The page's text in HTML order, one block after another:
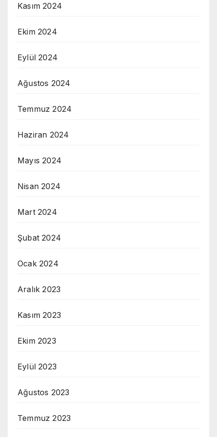
Kasım 2024
Ekim 2024
Eylül 2024
Ağustos 2024
Temmuz 2024
Haziran 2024
Mayıs 2024
Nisan 2024
Mart 2024
Şubat 2024
Ocak 2024
Aralık 2023
Kasım 2023
Ekim 2023
Eylül 2023
Ağustos 2023
Temmuz 2023